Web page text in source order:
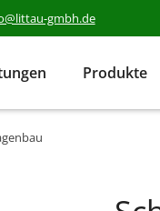
gmbh.de
Produkte